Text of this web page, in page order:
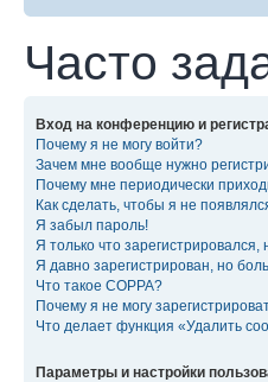
Часто
Вход на конференцию и
Почему я не могу войти?
Зачем мне вообще нужно
Почему мне периодически
Как сделать, чтобы я не
Я забыл пароль!
Я только что зарегистрировался,
Я давно зарегистрирован, но
Что такое COPPA?
Почему я не могу
Что делает функция «Удалить
Параметры и настройки